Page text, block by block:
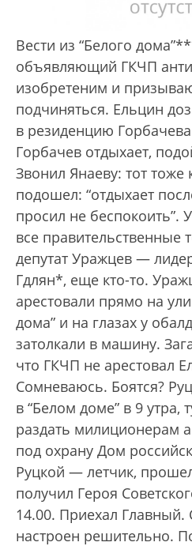
Вести из “Белого
объявляющий ГКЧП
изобретеним и
подчиняться. Ельцин
в резиденцию
Горбачев отдыхает,
Звонил Янаеву: тот тоже
подошел: “отдыхает
просил не беспокоить”.
все правительственные
депутат Уражцев —
Гдлян*, еще кто-то.
арестовали прямо на
дома” и на глазах у
затолкали в машину.
что ГКЧП не арестовал
Сомневаюсь. Боятся?
в “Белом доме” в 9 утра,
раздать милиционерам
под охрану Дом
Руцкой — летчик,
получил Героя
14.00. Приехал Главный.
настроен решительно.